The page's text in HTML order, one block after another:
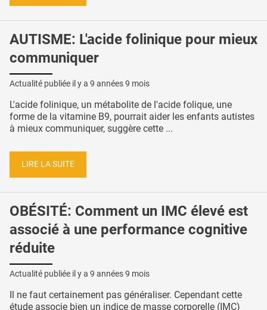
AUTISME: L'acide folinique pour mieux
communiquer
Actualité publiée il y a 9 années 9 mois
L'acide folinique, un métabolite de l'acide folique, une
forme de la vitamine B9, pourrait aider les enfants autistes
à mieux communiquer, suggère cette ...
LIRE LA SUITE
OBÉSITÉ: Comment un IMC élevé est
associé à une performance cognitive
réduite
Actualité publiée il y a 9 années 9 mois
Il ne faut certainement pas généraliser. Cependant cette
étude associe bien un indice de masse corporelle (IMC)